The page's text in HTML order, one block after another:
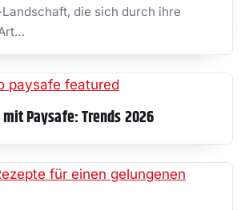
die sich durch ihre
Paysafe: Trends 2026